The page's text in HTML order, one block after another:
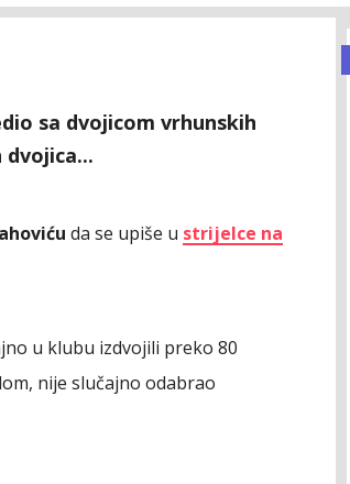
sa dvojicom vrhunskih
da se upiše u strijelce na
u klubu izdvojili preko 80
nije slučajno odabrao